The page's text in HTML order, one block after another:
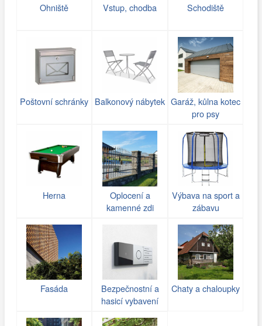
Ohniště Vstup, chodba Schodiště
Poštovní schránky Balkonový nábytek Garáž, kůlna kotec
pro psy
Herna
Oplocení a
kamenné zdi
Výbava na sport a
zábavu
Fasáda
Bezpečnostní a
hasicí vybavení
Chaty a chaloupky